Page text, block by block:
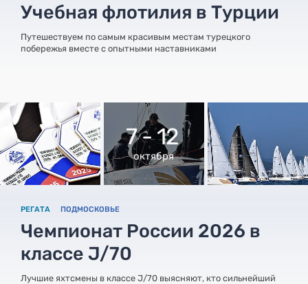
Учебная флотилия в Турции
Путешествуем по самым красивым местам турецкого
побережья вместе с опытными наставниками
7 - 12
октября
РЕГАТА ПОДМОСКОВЬЕ
Чемпионат России 2026 в
классе J/70
Лучшие яхтсмены в классе J/70 выясняют, кто сильнейший